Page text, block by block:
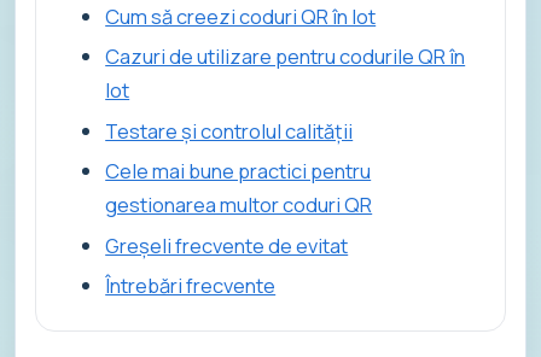
Cum să creezi coduri QR în lot
Cazuri de utilizare pentru codurile QR în
lot
Testare și controlul calității
Cele mai bune practici pentru
gestionarea multor coduri QR
Greșeli frecvente de evitat
Întrebări frecvente